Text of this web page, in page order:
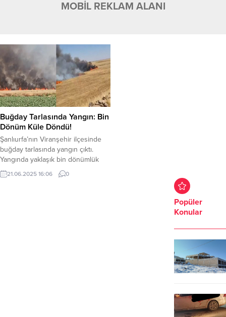
MOBİL REKLAM ALANI
Buğday Tarlasında Yangın: Bin
Dönüm Küle Döndü!
Şanlıurfa’nın Viranşehir ilçesinde
buğday tarlasında yangın çıktı.
Yangında yaklaşık bin dönümlük
tarla yandı. Yangına müdahale eden
5 kişi yaralandı. Viranşehir ilçesine
21.06.2025 16:06 0
Popüler
Konular